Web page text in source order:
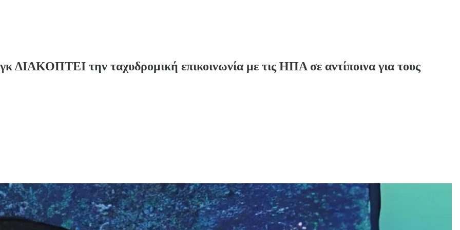
ΔΙΑΚΟΠΤΕΙ την ταχυδρομική επικοινωνία με τις ΗΠΑ σε αντίποινα για τους